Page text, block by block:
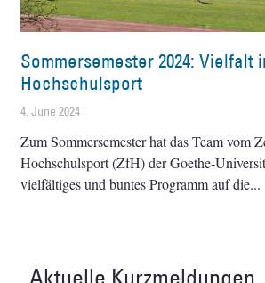
Sommersemester 2024: Vielfalt
Hochschulsport
4. June 2024
Zum Sommersemester hat das Team vom
Hochschulsport (ZfH) der Goethe-
vielfältiges und buntes Programm auf die
Aktuelle Kurzmeldungen